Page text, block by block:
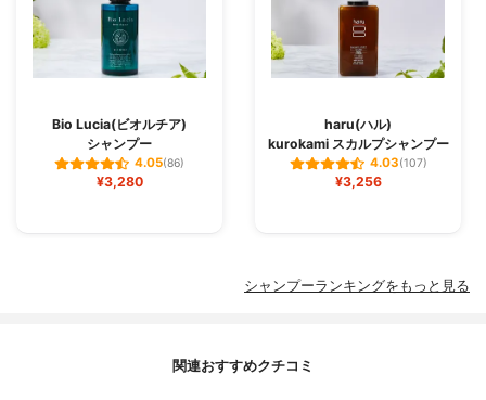
Bio Lucia(ビオルチア)
シャンプー
4.05(86)
¥3,280
haru(ハル)
kurokami スカルプシャンプー
4.03(107)
¥3,256
シャンプーランキングをもっと見る
関連おすすめクチコミ